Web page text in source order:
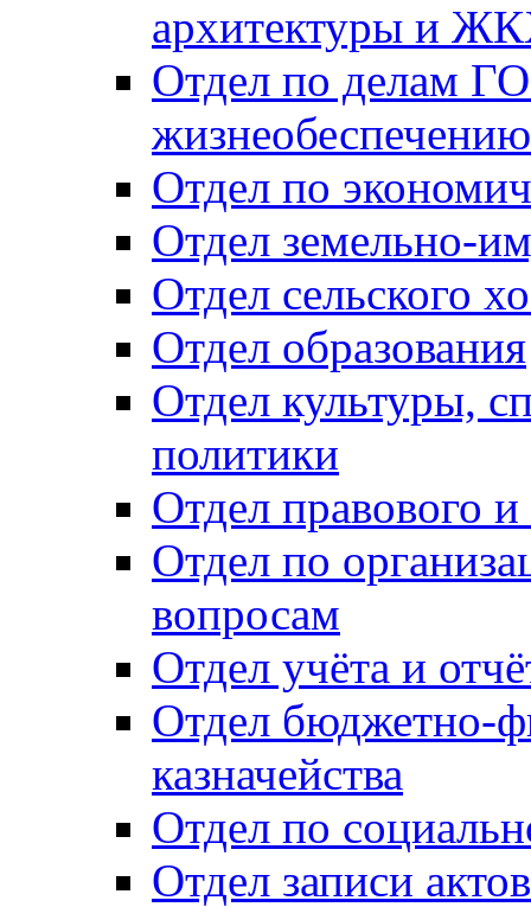
архитектуры и
Отдел по делам
Отдел по
Отдел земельно-
Отдел сельского
Отдел образования
Отдел культуры,
политики
Отдел правового
Отдел по
вопросам
Отдел учёта и
Отдел бюджетно-
казначейства
Отдел по
Отдел записи